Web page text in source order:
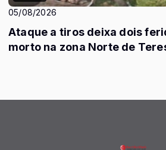
05/08/2026
Ataque a tiros deixa dois
morto na zona Norte de